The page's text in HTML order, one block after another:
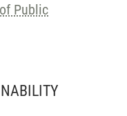
Public